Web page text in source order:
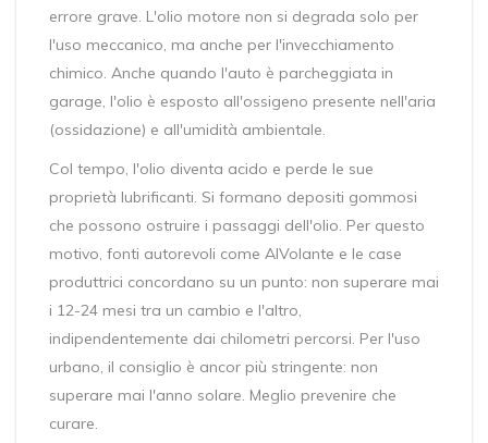
errore grave. L'olio motore non si degrada solo per
l'uso meccanico, ma anche per l'invecchiamento
chimico. Anche quando l'auto è parcheggiata in
garage, l'olio è esposto all'ossigeno presente nell'aria
(ossidazione) e all'umidità ambientale.
Col tempo, l'olio diventa acido e perde le sue
proprietà lubrificanti. Si formano depositi gommosi
che possono ostruire i passaggi dell'olio. Per questo
motivo, fonti autorevoli come AlVolante e le case
produttrici concordano su un punto: non superare mai
i 12-24 mesi tra un cambio e l'altro,
indipendentemente dai chilometri percorsi. Per l'uso
urbano, il consiglio è ancor più stringente: non
superare mai l'anno solare. Meglio prevenire che
curare.